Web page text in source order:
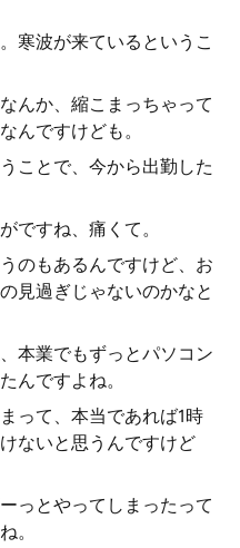
寒波が来ているというこ
んか、縮こまっちゃって
んですけども。
ことで、今から出勤した
ですね、痛くて。
のもあるんですけど、お
見過ぎじゃないのかなと
本業でもずっとパソコン
んですよね。
って、本当であれば1時
ないと思うんですけど
っとやってしまったって
。